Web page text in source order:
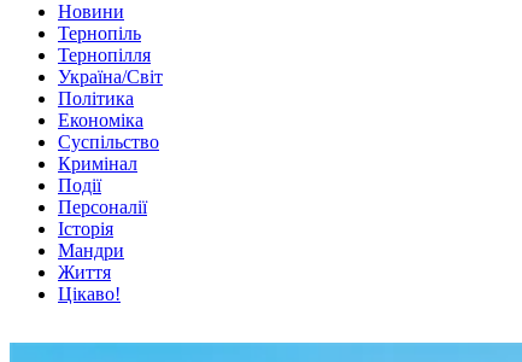
Новини
Тернопіль
Тернопілля
Україна/Світ
Політика
Економіка
Суспільство
Кримінал
Події
Персоналії
Історія
Мандри
Життя
Цікаво!